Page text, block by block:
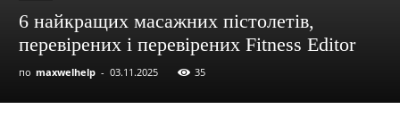
6 найкращих масажних пістолетів,
перевірених і перевірених Fitness Editor
по maxwelhelp - 03.11.2025 35